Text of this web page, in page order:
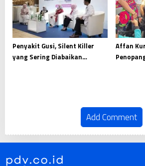
Penyakit Gusi, Silent Killer
yang Sering Diabaikan
Affan
Add Comment